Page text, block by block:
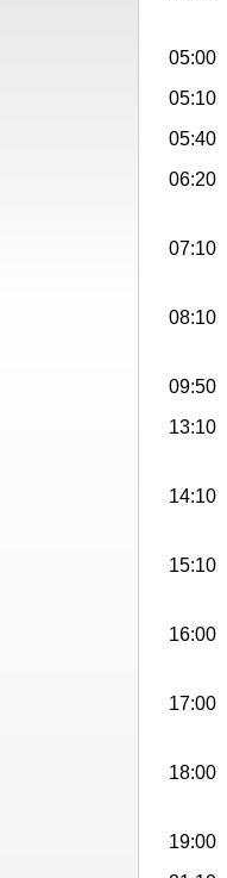
05:00
05:10
05:40
06:20
07:10
08:10
09:50
13:10
14:10
15:10
16:00
17:00
18:00
19:00